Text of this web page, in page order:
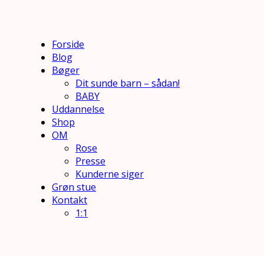
Forside
Blog
Bøger
Dit sunde barn – sådan!
BABY
Uddannelse
Shop
OM
Rose
Presse
Kunderne siger
Grøn stue
Kontakt
1:1